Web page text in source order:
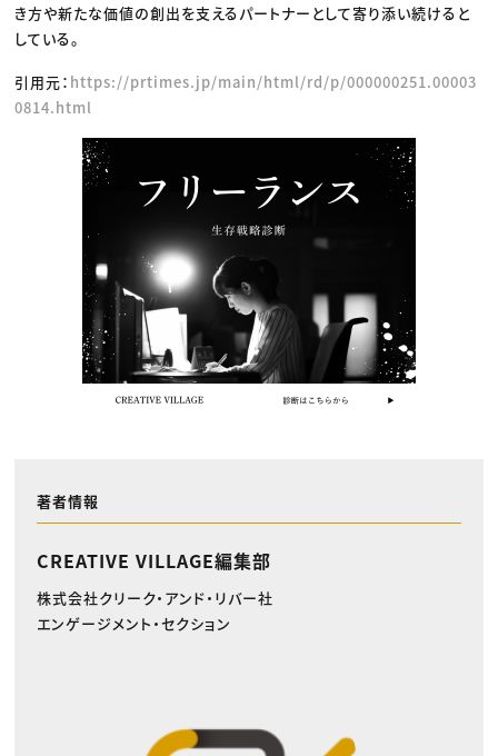
き方や新たな価値の創出を支えるパートナーとして寄り添い続けると
している。
引用元： https://prtimes.jp/main/html/rd/p/000000251.00003
0814.html
著者情報
CREATIVE VILLAGE編集部
株式会社クリーク・アンド・リバー社
エンゲージメント・セクション